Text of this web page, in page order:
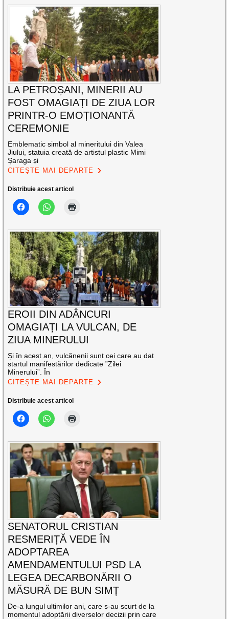
LA PETROȘANI, MINERII AU
FOST OMAGIAȚI DE ZIUA LOR
PRINTR-O EMOȚIONANTĂ
CEREMONIE
Emblematic simbol al mineritului din Valea
Jiului, statuia creată de artistul plastic Mimi
Șaraga și
CITEȘTE MAI DEPARTE
Distribuie acest articol
EROII DIN ADÂNCURI
OMAGIAȚI LA VULCAN, DE
ZIUA MINERULUI
Și în acest an, vulcănenii sunt cei care au dat
startul manifestărilor dedicate ”Zilei
Minerului”. În
CITEȘTE MAI DEPARTE
Distribuie acest articol
SENATORUL CRISTIAN
RESMERIȚĂ VEDE ÎN
ADOPTAREA
AMENDAMENTULUI PSD LA
LEGEA DECARBONĂRII O
MĂSURĂ DE BUN SIMȚ
De-a lungul ultimilor ani, care s-au scurt de la
momentul adoptării diverselor decizii prin care